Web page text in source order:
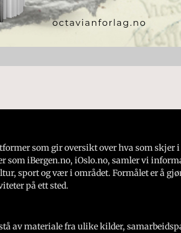
som gir oversikt over hva som skjer i
som iBergen.no, iOslo.no, samler vi
sport og vær i området. Formålet er å
på ett sted.
av materiale fra ulike kilder,